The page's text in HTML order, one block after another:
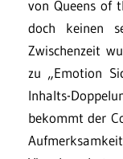
von Queens of
doch keinen
Zwischenzeit
zu „Emotion
Inhalts-
bekommt der